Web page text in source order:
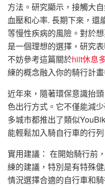
方法。研究顯示，接觸大
血壓和心率. 長期下來，還
等慢性疾病的風險。對於
是一個理想的選擇，研究
不妨參考這篇關於hiit休息
練的概念融入你的騎行計畫
近年來，隨著環保意識抬
色出行方式。它不僅能減
多城市都推出了類似
能輕鬆加入騎自行車的行列
實用建議： 在開始騎行前
練的建議，特別是有特殊
情況選擇合適的自行車和